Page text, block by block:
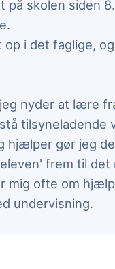
på skolen siden
i det faglige,
nyder at lære
tilsyneladende
hjælper gør jeg
frem til det
mig ofte om
undervisning.